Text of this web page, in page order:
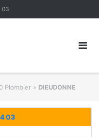
03
Plombier » DIEUDONNE
03